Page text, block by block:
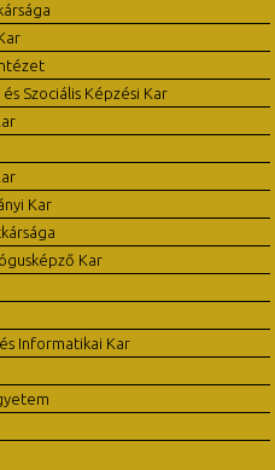
Szociális Képzési Kar
Kar
Kar
Informatikai Kar